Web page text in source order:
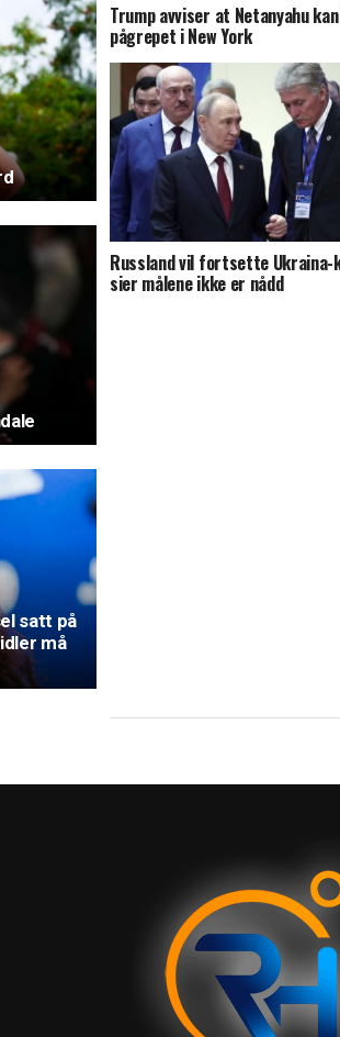
satt på
må
Trump avviser at Netanyahu
pågrepet i New York
Russland vil fortsette Ukraina-
sier målene ikke er nådd